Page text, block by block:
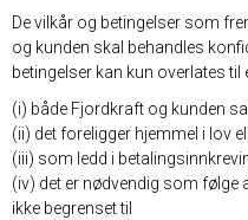
De vilkår og betingelser som
og kunden skal behandles
betingelser kan kun overlates til
(i) både Fjordkraft og kunden
(ii) det foreligger hjemmel i lov
(iii) som ledd i
(iv) det er nødvendig som følge
ikke begrenset til